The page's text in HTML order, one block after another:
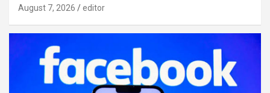
August 7, 2026 editor